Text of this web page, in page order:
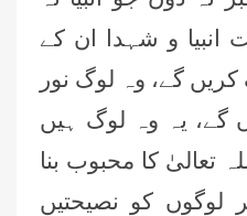
انبیا و شہدا ان کے
گے، وہ لوگ نور
گے، یہ وہ لوگ ہیں
تعالیٰ کا محبوب بنا
لوگوں کو نصیحتیں